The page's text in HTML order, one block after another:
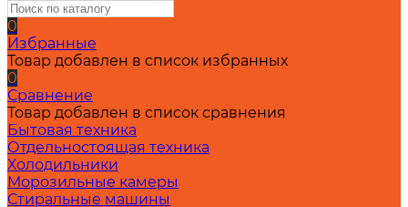
0
Избранные
Товар добавлен в список избранных
0
Сравнение
Товар добавлен в список сравнения
Бытовая техника
Отдельностоящая техника
Холодильники
Морозильные камеры
Стиральные машины